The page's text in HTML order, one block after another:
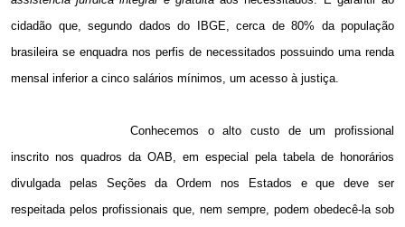
cidadão que, segundo dados do IBGE, cerca de 80% da população
brasileira se enquadra nos perfis de necessitados possuindo uma renda
mensal inferior a cinco salários mínimos, um acesso à justiça.
Conhecemos o alto custo de um profissional
inscrito nos quadros da OAB, em especial pela tabela de honorários
divulgada pelas Seções da Ordem nos Estados e que deve ser
respeitada pelos profissionais que, nem sempre, podem obedecê-la sob